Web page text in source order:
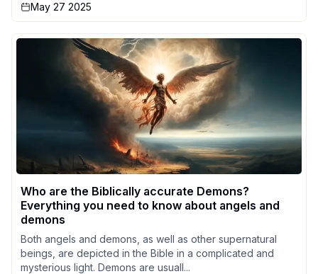
May 27 2025
Who are the Biblically accurate Demons?
Everything you need to know about angels and
demons
Both angels and demons, as well as other supernatural
beings, are depicted in the Bible in a complicated and
mysterious light. Demons are usuall...